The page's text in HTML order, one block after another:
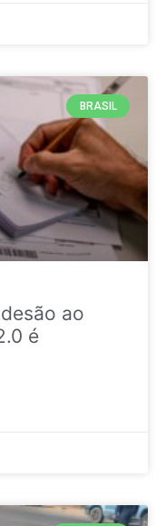
BRASIL
ao
é